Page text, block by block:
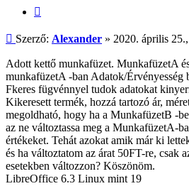
Hozzászólás
Szerző: Alexander » 2020. április
Adott kettő munkafüzet. MunkafüzetA
munkafüzetA -ban Adatok/Érvényesség
Fkeres fügvénnyel tudok adatokat
Kikeresett termék, hozzá tartozó ár,
megoldható, hogy ha a MunkafüzetB -
az ne változtassa meg a MunkafüzetA-
értékeket. Tehát azokat amik már ki
és ha változtatom az árat 50FT-re, csak
esetekben változzon? Köszönöm.
LibreOffice 6.3 Linux mint 19